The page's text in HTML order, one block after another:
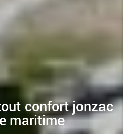
confort jonzac
maritime